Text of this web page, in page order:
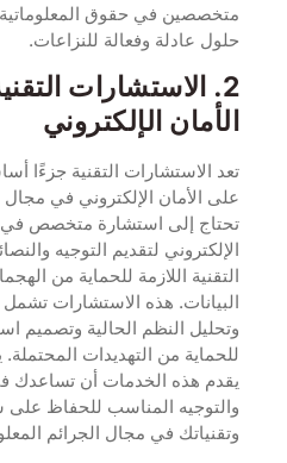
متخصصين في حقوق
حلول عادلة وفعالة للنزاعات.
2. الاستشارات
الأمان الإلكتروني
تعد الاستشارات التقنية جزءًا
على الأمان الإلكتروني في مجال
تحتاج إلى استشارة متخصص في
الإلكتروني لتقديم التوجيه
التقنية اللازمة للحماية من
البيانات. هذه الاستشارات تشمل
وتحليل النظم الحالية وتصميم
للحماية من التهديدات
يقدم هذه الخدمات أن تساعدك
والتوجيه المناسب للحفاظ على
وتقنياتك في مجال الجرائم